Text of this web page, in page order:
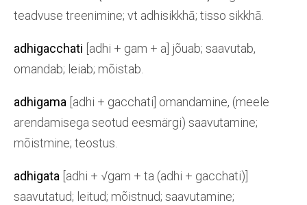
teadvuse treenimine; vt adhisikkhā; tisso sikkhā.
adhigacchati [adhi + gam + a] jõuab; saavutab,
omandab; leiab; mõistab.
adhigama [adhi + gacchati] omandamine, (meele
arendamisega seotud eesmärgi) saavutamine;
mõistmine; teostus.
adhigata [adhi + √gam + ta (adhi + gacchati)]
saavutatud; leitud; mõistnud; saavutamine;